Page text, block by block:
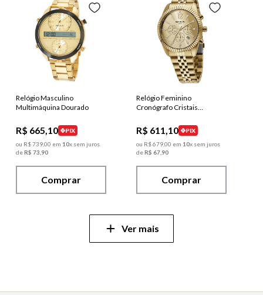
Relógio Masculino
Multimáquina Dourado
R$ 665,10
PIX
ou R$73900 em 10x sem juros
deR$ 73 90
Comprar
Relógio Feminino
Cronógrafo Cristais
R$ 611,10
PIX
ou R$67900 em 10x sem juros
deR$ 67 90
Comprar